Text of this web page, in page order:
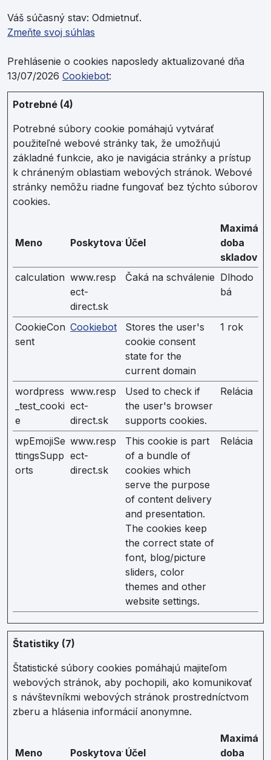
Váš súčasný stav: Odmietnuť.
Zmeňte svoj ​​súhlas
Prehlásenie o cookies naposledy aktualizované dňa
13/07/2026 Cookiebot:
Potrebné (4)
Potrebné súbory cookie pomáhajú vytvárať
použiteľné webové stránky tak, že umožňujú
základné funkcie, ako je navigácia stránky a prístup
k chráneným oblastiam webových stránok. Webové
stránky nemôžu riadne fungovať bez týchto súborov
cookies.
Meno PoskytovateľÚčel
doba
calculation www.resp
ect-
direct.sk
Čaká na schválenie Dlhodo
bá
CookieCon
sent
Cookiebot
Stores the user's
cookie consent
state for the
current domain
1 rok
wordpress
_test_cooki
e
www.resp
ect-
direct.sk
Used to check if
the user's browser
supports cookies.
Relácia
wpEmojiSe
ttingsSupp
orts
www.resp
ect-
direct.sk
This cookie is part
of a bundle of
cookies which
serve the purpose
of content delivery
and presentation.
The cookies keep
the correct state of
font, blog/picture
sliders, color
themes and other
website settings.
Relácia
Štatistiky (7)
Štatistické súbory cookies pomáhajú majiteľom
webových stránok, aby pochopili, ako komunikovať
s návštevníkmi webových stránok prostredníctvom
zberu a hlásenia informácií anonymne.
Meno PoskytovateľÚčel
doba